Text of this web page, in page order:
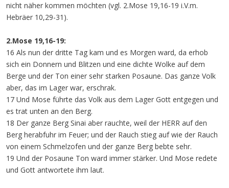
nicht näher kommen möchten (vgl. 2.Mose 19,16-19 i.V.m.
Hebräer 10,29-31).
2.Mose 19,16-19:
16 Als nun der dritte Tag kam und es Morgen ward, da erhob
sich ein Donnern und Blitzen und eine dichte Wolke auf dem
Berge und der Ton einer sehr starken Posaune. Das ganze Volk
aber, das im Lager war, erschrak.
17 Und Mose führte das Volk aus dem Lager Gott entgegen und
es trat unten an den Berg.
18 Der ganze Berg Sinai aber rauchte, weil der HERR auf den
Berg herabfuhr im Feuer; und der Rauch stieg auf wie der Rauch
von einem Schmelzofen und der ganze Berg bebte sehr.
19 Und der Posaune Ton ward immer stärker. Und Mose redete
und Gott antwortete ihm laut.